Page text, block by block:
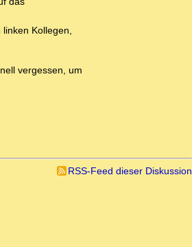
Kollegen,
vergessen, um
RSS-Feed dieser Diskussion